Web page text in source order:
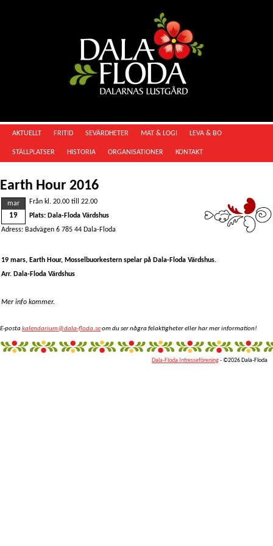
AKTUELLT FRITID SEVÄRDHETER MAT & LOGI LEVA & BO
STÄLLPLATSER HISTORIA ORGANISATIONER KONTAKT
Earth Hour 2016
mar
19
Från kl. 20.00 till 22.00
Plats: Dala-Floda Värdshus
Adress: Badvägen 6 785 44 Dala-Floda
19 mars, Earth Hour, Mosselbuorkestern spelar på Dala-Floda Värdshus.
Arr. Dala-Floda Värdshus
Mer info kommer.
E-postakalendarium@dala-floda.seom du ser några felaktigheter eller har mer information!
Dala-Floda Intresseförening- ©2026 Dala-Floda